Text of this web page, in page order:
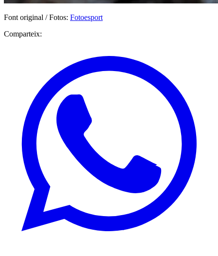
Font original / Fotos: Fotoesport
Comparteix: